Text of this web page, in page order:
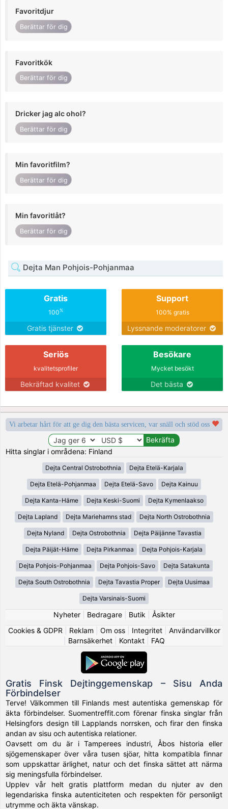
Favoritdjur
Berättar för dig
Favoritkök
Berättar för dig
Dricker jag alc ohol?
Berättar för dig
Min favoritfilm?
Berättar för dig
Min favoritlåt?
Berättar för dig
Dejta Man Pohjois-Pohjanmaa
Gratis
100%
Gratis tjänster
Support
100% gratis
Lyssnande moderatorer
Seriös
kvalitetsprofiler
Bekräftad kvalitet
Besökare
Mycket besökt
Det bästa
Vi arbetar hårt för att ge dig den bästa servicen, var snäll och stöd oss
Hitta singlar i områdena: Finland
Dejta Central Ostrobothnia Dejta Etelä-Karjala
Dejta Etelä-Pohjanmaa Dejta Etelä-Savo Dejta Kainuu
Dejta Kanta-Häme Dejta Keski-Suomi Dejta Kymenlaakso
Dejta Lapland Dejta Mariehamns stad Dejta North Ostrobothnia
Dejta Nyland Dejta Ostrobothnia Dejta Päijänne Tavastia
Dejta Päijät-Häme Dejta Pirkanmaa Dejta Pohjois-Karjala
Dejta Pohjois-Pohjanmaa Dejta Pohjois-Savo Dejta Satakunta
Dejta South Ostrobothnia Dejta Tavastia Proper Dejta Uusimaa
Dejta Varsinais-Suomi
Nyheter| Bedragare| Butik
Åsikter
Cookies & GDPR
Reklam Om oss| Integritet| Användarvillkor
Barnsäkerhet| Kontakt| FAQ
Gratis Finsk Dejtinggemenskap – Sisu Anda
Förbindelser
Terve! Välkommen till Finlands mest autentiska gemenskap för
äkta förbindelser. Suomentreffit.com förenar finska singlar från
Helsingfors design till Lapplands norrsken, och firar den finska
andan av sisu och autentiska relationer.
Oavsett om du är i Tamperees industri, Åbos historia eller
sjögemenskaper över våra tusen sjöar, hitta kompatibla finnar
som uppskattar ärlighet, natur och det finska sättet att närma
sig meningsfulla förbindelser.
Upplev vår helt gratis plattform medan du njuter av den
legendariska finska autenticiteten och respekten för personligt
utrymme och äkta vänskap.